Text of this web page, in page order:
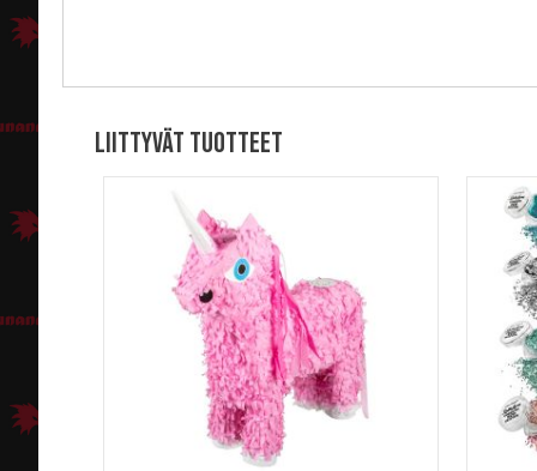
Liittyvät tuotteet